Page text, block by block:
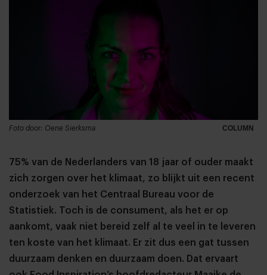
COLUMN
Foto door: Oene Sierksma
75% van de Nederlanders van 18 jaar of ouder maakt
zich zorgen over het klimaat, zo blijkt uit een recent
onderzoek van het Centraal Bureau voor de
Statistiek. Toch is de consument, als het er op
aankomt, vaak niet bereid zelf al te veel in te leveren
ten koste van het klimaat. Er zit dus een gat tussen
duurzaam denken en duurzaam doen. Dat ervaart